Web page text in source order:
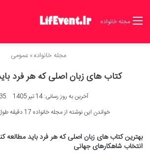
مجله خانواده
مجله خانواده»عمومی
کتاب های زبان اصلی که هر فرد
آخرین به روز رسانی: 14 تیر 1405
35
خواندن این نوشته از مجله خانواده 17 دقیقه طول خواهد کشید
بهترین کتاب های زبان اصلی که هر فرد باید مطالعه
انتخاب شاهکارهای جهانی